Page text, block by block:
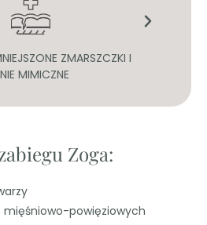
ZMARSZCZKI I
MIMICZNE
Zoga:
mięśniowo-powięziowych